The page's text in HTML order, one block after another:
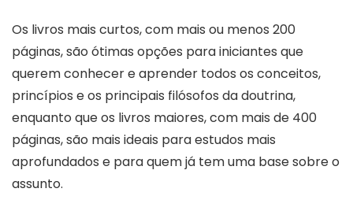
Os livros mais curtos, com mais ou menos 200
páginas, são ótimas opções para iniciantes que
querem conhecer e aprender todos os conceitos,
princípios e os principais filósofos da doutrina,
enquanto que os livros maiores, com mais de 400
páginas, são mais ideais para estudos mais
aprofundados e para quem já tem uma base sobre o
assunto.